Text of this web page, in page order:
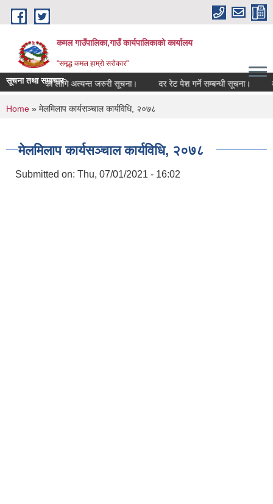
Skip to main content
कमल गाउँपालिका,गाउँ कार्यपालिकाको कार्यालय
"समृद्ध कमल हाम्रो सरोकार"
सूचना तथा समाचार
कृषकहरूका लागि अत्यन्त जरुरी सूचना। दर रेट पेश गर्ने सम्बन्धी सूचना।
You are here
Home » मेलमिलाप कार्यसञ्चाल कार्यविधि, २०७८
मेलमिलाप कार्यसञ्चाल कार्यविधि, २०७८
Submitted on: Thu, 07/01/2021 - 16:02